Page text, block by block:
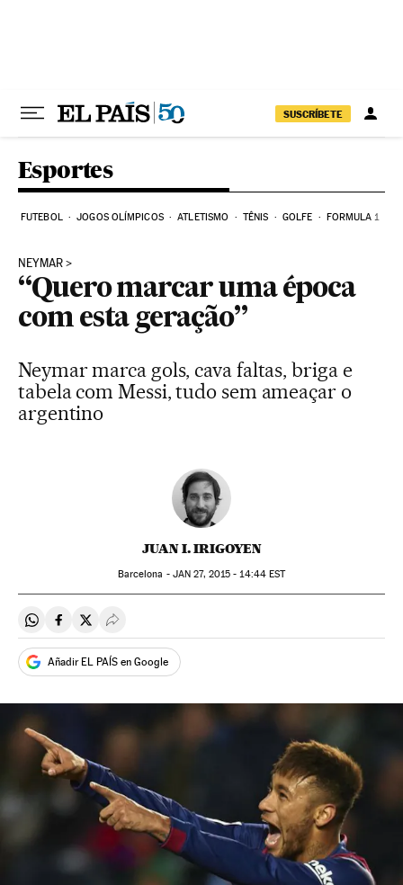
SUSCRÍBETE
Esportes
FUTEBOL JOGOS OLÍMPICOS ATLETISMO TÊNIS GOLFE FORMULA 1
NEYMAR
“Quero marcar uma época
com esta geração”
Neymar marca gols, cava faltas, briga e
tabela com Messi, tudo sem ameaçar o
argentino
JUAN I. IRIGOYEN
Barcelona - JAN 27, 2015 - 14:44EST
Compartir en Whatsapp
Compartir en Facebook
Compartir en Twitter
Desplegar Redes Sociales
Añadir EL PAÍS en Google